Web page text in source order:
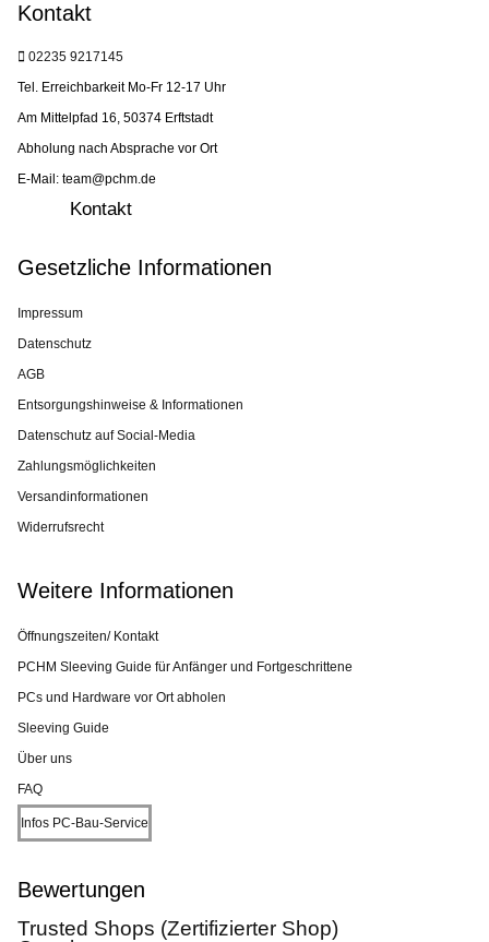
Kontakt
02235 9217145
Tel. Erreichbarkeit Mo-Fr 12-17 Uhr
Am Mittelpfad 16, 50374 Erftstadt
Abholung nach Absprache vor Ort
E-Mail: team@pchm.de
Kontakt
Gesetzliche Informationen
Impressum
Datenschutz
AGB
Entsorgungshinweise & Informationen
Datenschutz auf Social-Media
Zahlungsmöglichkeiten
Versandinformationen
Widerrufsrecht
Weitere Informationen
Öffnungszeiten/ Kontakt
PCHM Sleeving Guide für Anfänger und Fortgeschrittene
PCs und Hardware vor Ort abholen
Sleeving Guide
Über uns
FAQ
Infos PC-Bau-Service
Bewertungen
Trusted Shops (Zertifizierter Shop)